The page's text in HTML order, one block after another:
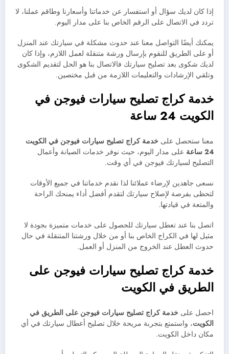
إذا كان لديك سؤال أو استفسار عن خدماتنا وأسعارنا وطاقم عملنا، لا
تردد في الاتصال على الرقم الخاص بنا على مدار اليوم.
يمكنك أيضًا التواصل معنا عند حدوث مشكلة في سيارتك عند المنزل
أو على الطريق للنقوم بإرسال ورشة متنقلة لعمل اللازم، وإذا كان
لديك شكوى بعد تصليح سيارتك فالاتصال بنا هو الحل لتقديم الشكوى
وتلقي الإرشادات والتعليمات اللازمة من قبل مختصين.
خدمة كراج تصليح سيارات فيوجن في
الكويت 24 ساعة
معنا ستحصل على خدمةكراج تصليح سيارات فيوجن في الكويت
24 ساعة
على مدار اليوم، حيث نوفر خدمات الصيانة وأعمال
التصليح لسيارتك فيوجن في أي وقت.
نسعى جاهدين لإرضاء عملائنا لذا نقدم خدماتنا في جميع الأوقات
لتحظى بفرصة لإصلاح سيارتك لتقدم أفضل أداء يمنحك الراحة
والمتعة في قيادتها.
اتصل بنا عند تعطل سيارتك للحصول على خدمات متميزة بجودة لا
مثيل لها في الكراج الخاص بنا أو من خلال ورشتنا المتنقلة في حال
حدوث العطل عند الخروج من المنزل أو العمل.
خدمة كراج تصليح سيارات فيوجن على
الطريق في الكويت
احصل على خدمة كراج تصليح سيارات فيوجن على الطريق في
الكويت، واستمتع بتجربة مريحة خلال تصليح أعطال سيارتك في أي
مكان داخل الكويت.